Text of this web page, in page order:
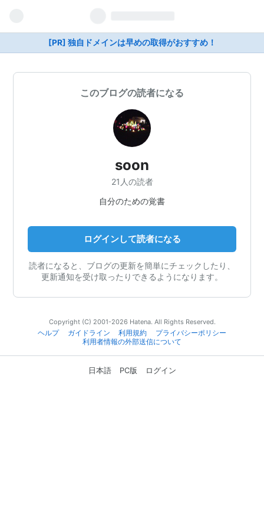
[PR] 独自ドメインは早めの取得がおすすめ！
このブログの読者になる
soon
21人の読者
自分のための覚書
ログインして読者になる
読者になると、ブログの更新を簡単にチェックしたり、
更新通知を受け取ったりできるようになります。
Copyright (C) 2001-2026 Hatena. All Rights Reserved.
ヘルプ
ガイドライン 利用規約
プライバシーポリシー
利用者情報の外部送信について
日本語 PC版 ログイン